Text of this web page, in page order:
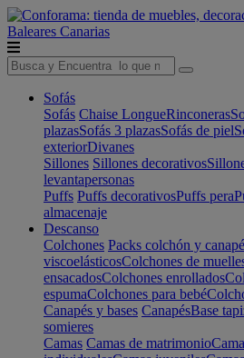
Baleares Canarias
Sofás
Sofás Chaise LongueRinconeras
plazasSofás 3 plazasSofás de piel
exteriorDivanes
Sillones Sillones decorativos
levantapersonas
Puffs Puffs decorativosPuffs pera
almacenaje
Descanso
Colchones Packs colchón y canapé
viscoelásticosColchones de
ensacadosColchones enrollados
espumaColchones para bebé
Canapés y bases CanapésBase
somieres
Camas Camas de matrimonio